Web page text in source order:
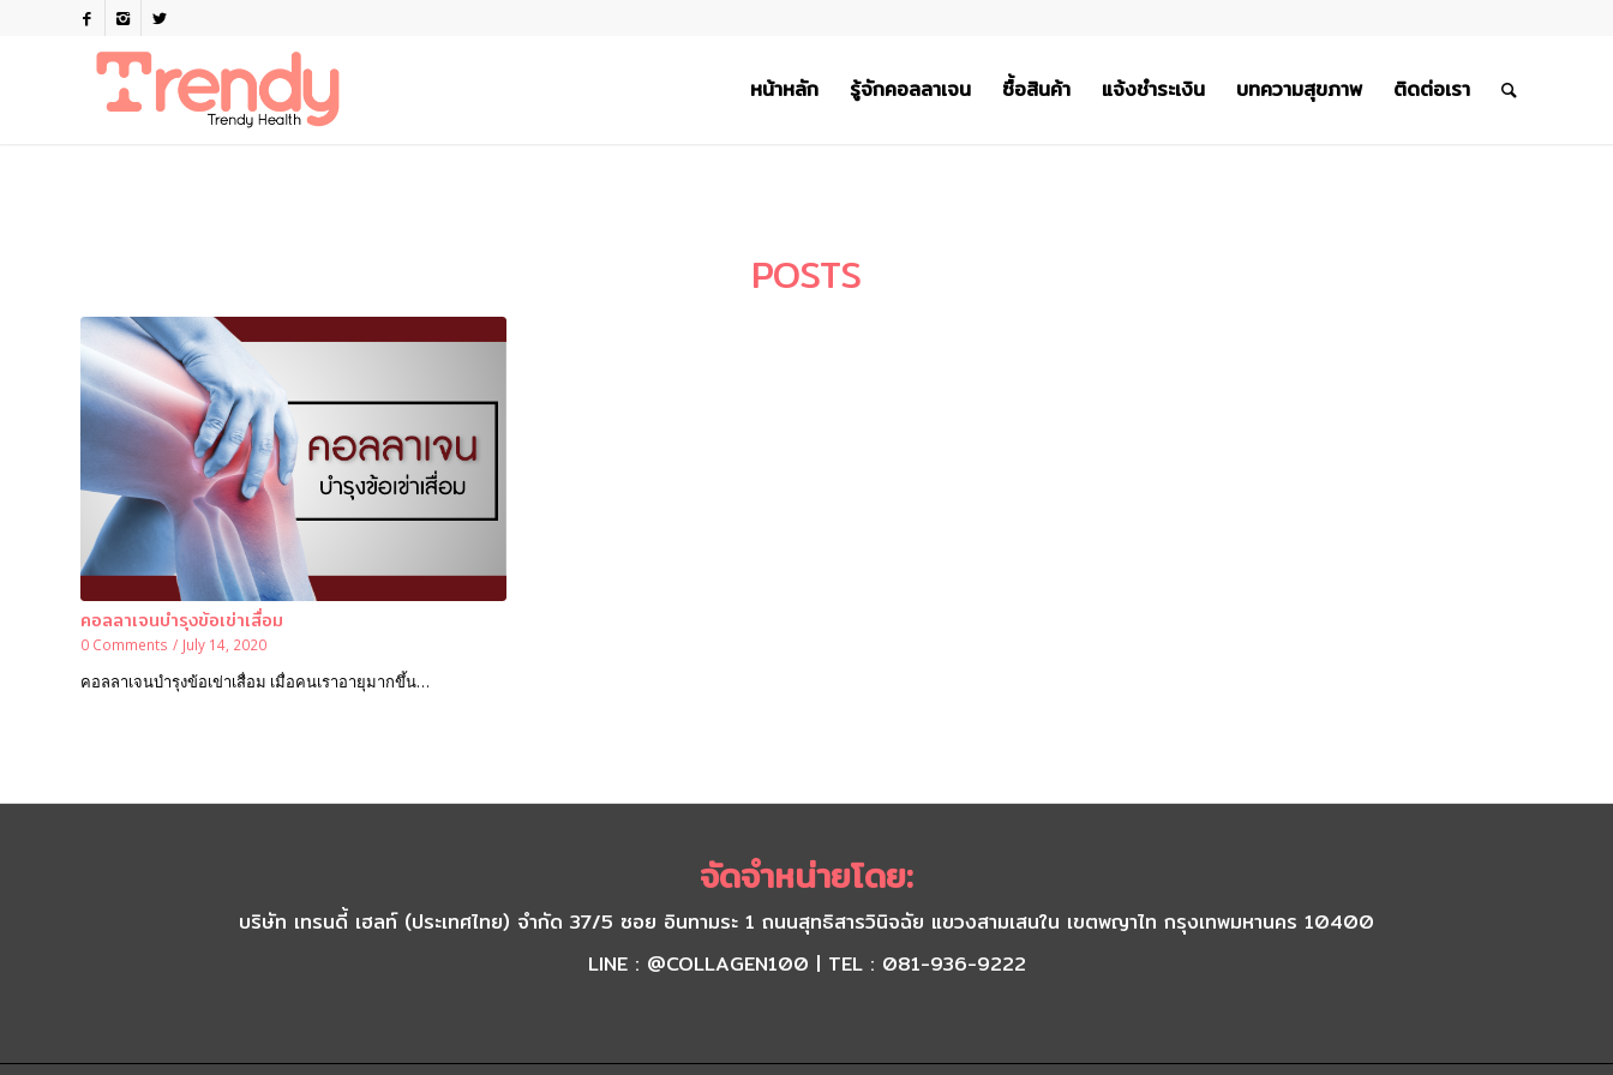
หน้าหลัก รู้จักคอลลาเจน ซื้อสินค้า แจ้งชำระเงิน บทความสุขภาพ ติดต่อเรา
POSTS
คอลลาเจนบำรุงข้อเข่าเสื่อม
0 Comments / July 14, 2020
คอลลาเจนบำรุงข้อเข่าเสื่อม เมื่อคนเราอายุมากขึ้น…
จัดจำหน่ายโดย:
บริษัท เทรนดี้ เฮลท์ (ประเทศไทย) จำกัด 37/5 ซอย อินทามระ 1 ถนนสุทธิสารวินิจฉัย แขวงสามเสนใน เขตพญาไท กรุงเทพมหานคร 10400
LINE : @COLLAGEN100 | TEL : 081-936-9222